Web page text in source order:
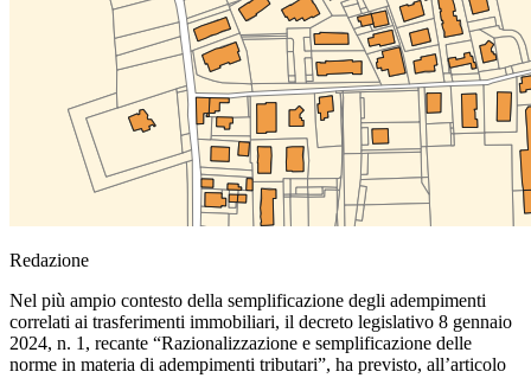
Redazione
Nel più ampio contesto della semplificazione degli adempimenti
correlati ai trasferimenti immobiliari, il decreto legislativo 8 gennaio
2024, n. 1, recante “Razionalizzazione e semplificazione delle
norme in materia di adempimenti tributari”, ha previsto, all’articolo